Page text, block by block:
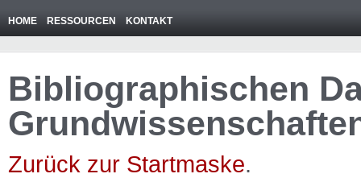
HOME RESSOURCEN KONTAKT
Bibliographischen
Zurück zur Startmaske.